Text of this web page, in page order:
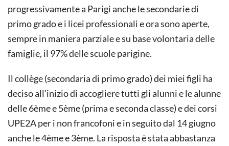
progressivamente a Parigi anche le secondarie di
primo grado e i licei professionali e ora sono aperte,
sempre in maniera parziale e su base volontaria delle
famiglie, il 97% delle scuole parigine.
Il collège (secondaria di primo grado) dei miei figli ha
deciso all’inizio di accogliere tutti gli alunni e le alunne
delle 6ème e 5ème (prima e seconda classe) e dei corsi
UPE2A per i non francofoni e in seguito dal 14 giugno
anche le 4ème e 3ème. La risposta è stata abbastanza